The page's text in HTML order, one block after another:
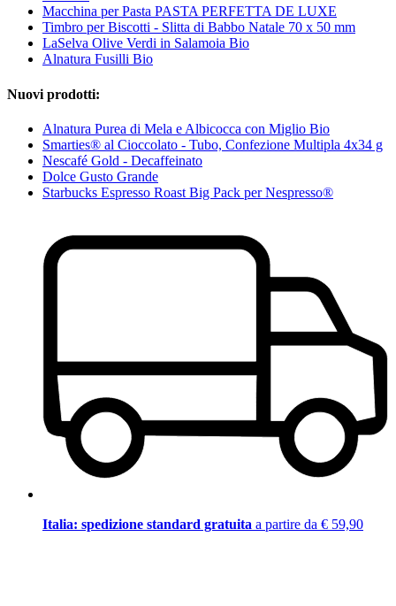
Macchina per Pasta PASTA PERFETTA DE LUXE
Timbro per Biscotti - Slitta di Babbo Natale 70 x 50 mm
LaSelva Olive Verdi in Salamoia Bio
Alnatura Fusilli Bio
Nuovi prodotti:
Alnatura Purea di Mela e Albicocca con Miglio Bio
Smarties® al Cioccolato - Tubo, Confezione Multipla 4x34 g
Nescafé Gold - Decaffeinato
Dolce Gusto Grande
Starbucks Espresso Roast Big Pack per Nespresso®
Italia: spedizione standard gratuita a partire da € 59,90